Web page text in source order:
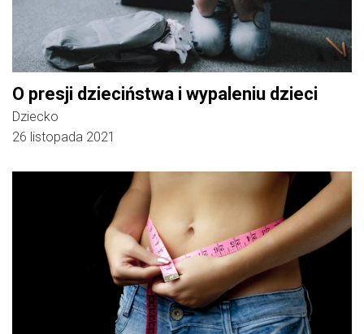
O presji dzieciństwa i wypaleniu dzieci
Dziecko
26 listopada 2021